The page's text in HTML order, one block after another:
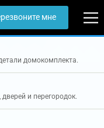
мне
домокомплекта.
и перегородок.